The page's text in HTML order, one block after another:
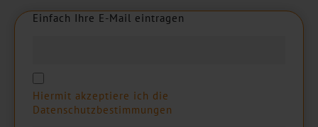
Einfach Ihre E-Mail eintragen
Einfach Ihre E-Mail eintragen
Hiermit akzeptiere ich die
Datenschutzbestimmungen